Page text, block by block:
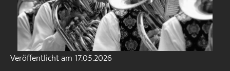
Veröffentlicht am 17.05.2026